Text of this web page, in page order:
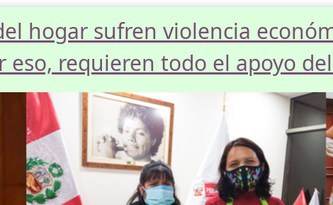
hogar sufren violencia
eso, requieren todo el apoyo